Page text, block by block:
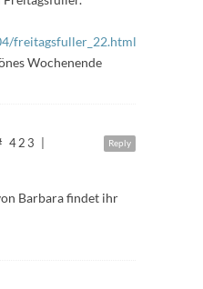
freitagsfuller_22.html
Wochenende
Reply
423 |
Barbara findet ihr